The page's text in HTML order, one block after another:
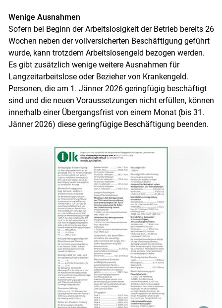
Wenige Ausnahmen
Sofern bei Beginn der Arbeitslosigkeit der Betrieb bereits 26
Wochen neben der vollversicherten Beschäftigung geführt
wurde, kann trotzdem Arbeitslosengeld bezogen werden.
Es gibt zusätzlich wenige weitere Ausnahmen für
Langzeitarbeitslose oder Bezieher von Krankengeld.
Personen, die am 1. Jänner 2026 geringfügig beschäftigt
sind und die neuen Voraussetzungen nicht erfüllen, können
innerhalb einer Übergangsfrist von einem Monat (bis 31.
Jänner 2026) diese geringfügige Beschäftigung beenden.